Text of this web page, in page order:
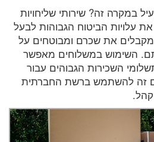
במקרה זה? שירותי שליחויות
עלויות הביטוח הגבוהות לבעל
מקבלים את שכרם ומבוטחים על
השימוש במשלוחים מאפשר
השכירות הגבוהים עבור
זה להשתמש ברשת החברתית